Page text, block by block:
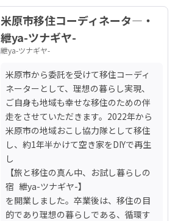
米原市移住コーディネータ―・
紲ya-ツナギヤ-
紲ya-ツナギヤ-
米原市から委託を受けて移住コーディ
ネーターとして、理想の暮らし実現、
ご自身も地域も幸せな移住のための伴
走をさせていただきます。2022年から
米原市の地域おこし協力隊として移住
し、約1年半かけて空き家をDIYで再生
し
【旅と移住の真ん中、お試し暮らしの
宿  紲ya-ツナギヤ-】
を開業しました。卒業後は、移住の目
的であり理想の暮らしである、循環す